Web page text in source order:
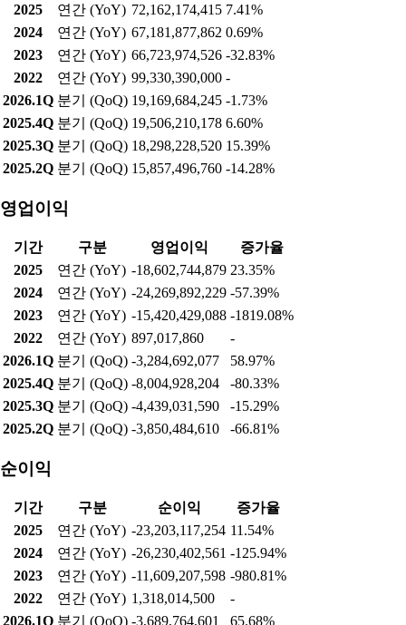
2025
연간 (YoY) 72,162,174,415 7.41%
2024
연간 (YoY) 67,181,877,862 0.69%
2023
연간 (YoY) 66,723,974,526 -32.83%
2022
연간 (YoY) 99,330,390,000 -
2026.1Q 분기 (QoQ) 19,169,684,245 -1.73%
2025.4Q 분기 (QoQ) 19,506,210,178 6.60%
2025.3Q 분기 (QoQ) 18,298,228,520 15.39%
2025.2Q 분기 (QoQ) 15,857,496,760 -14.28%
영업이익
기간 구분 영업이익
증가율
2025
연간 (YoY) -18,602,744,879 23.35%
2024
연간 (YoY) -24,269,892,229 -57.39%
2023
연간 (YoY) -15,420,429,088 -1819.08%
2022
연간 (YoY) 897,017,860
-
2026.1Q 분기 (QoQ) -3,284,692,077
58.97%
2025.4Q 분기 (QoQ) -8,004,928,204
-80.33%
2025.3Q 분기 (QoQ) -4,439,031,590
-15.29%
2025.2Q 분기 (QoQ) -3,850,484,610 -66.81%
순이익
기간 구분 순이익
증가율
2025
연간 (YoY) -23,203,117,254 11.54%
2024
연간 (YoY) -26,230,402,561 -125.94%
2023
연간 (YoY) -11,609,207,598 -980.81%
2022
연간 (YoY) 1,318,014,500
-
2026.1Q 분기 (QoQ) -3,689,764,601 65.68%